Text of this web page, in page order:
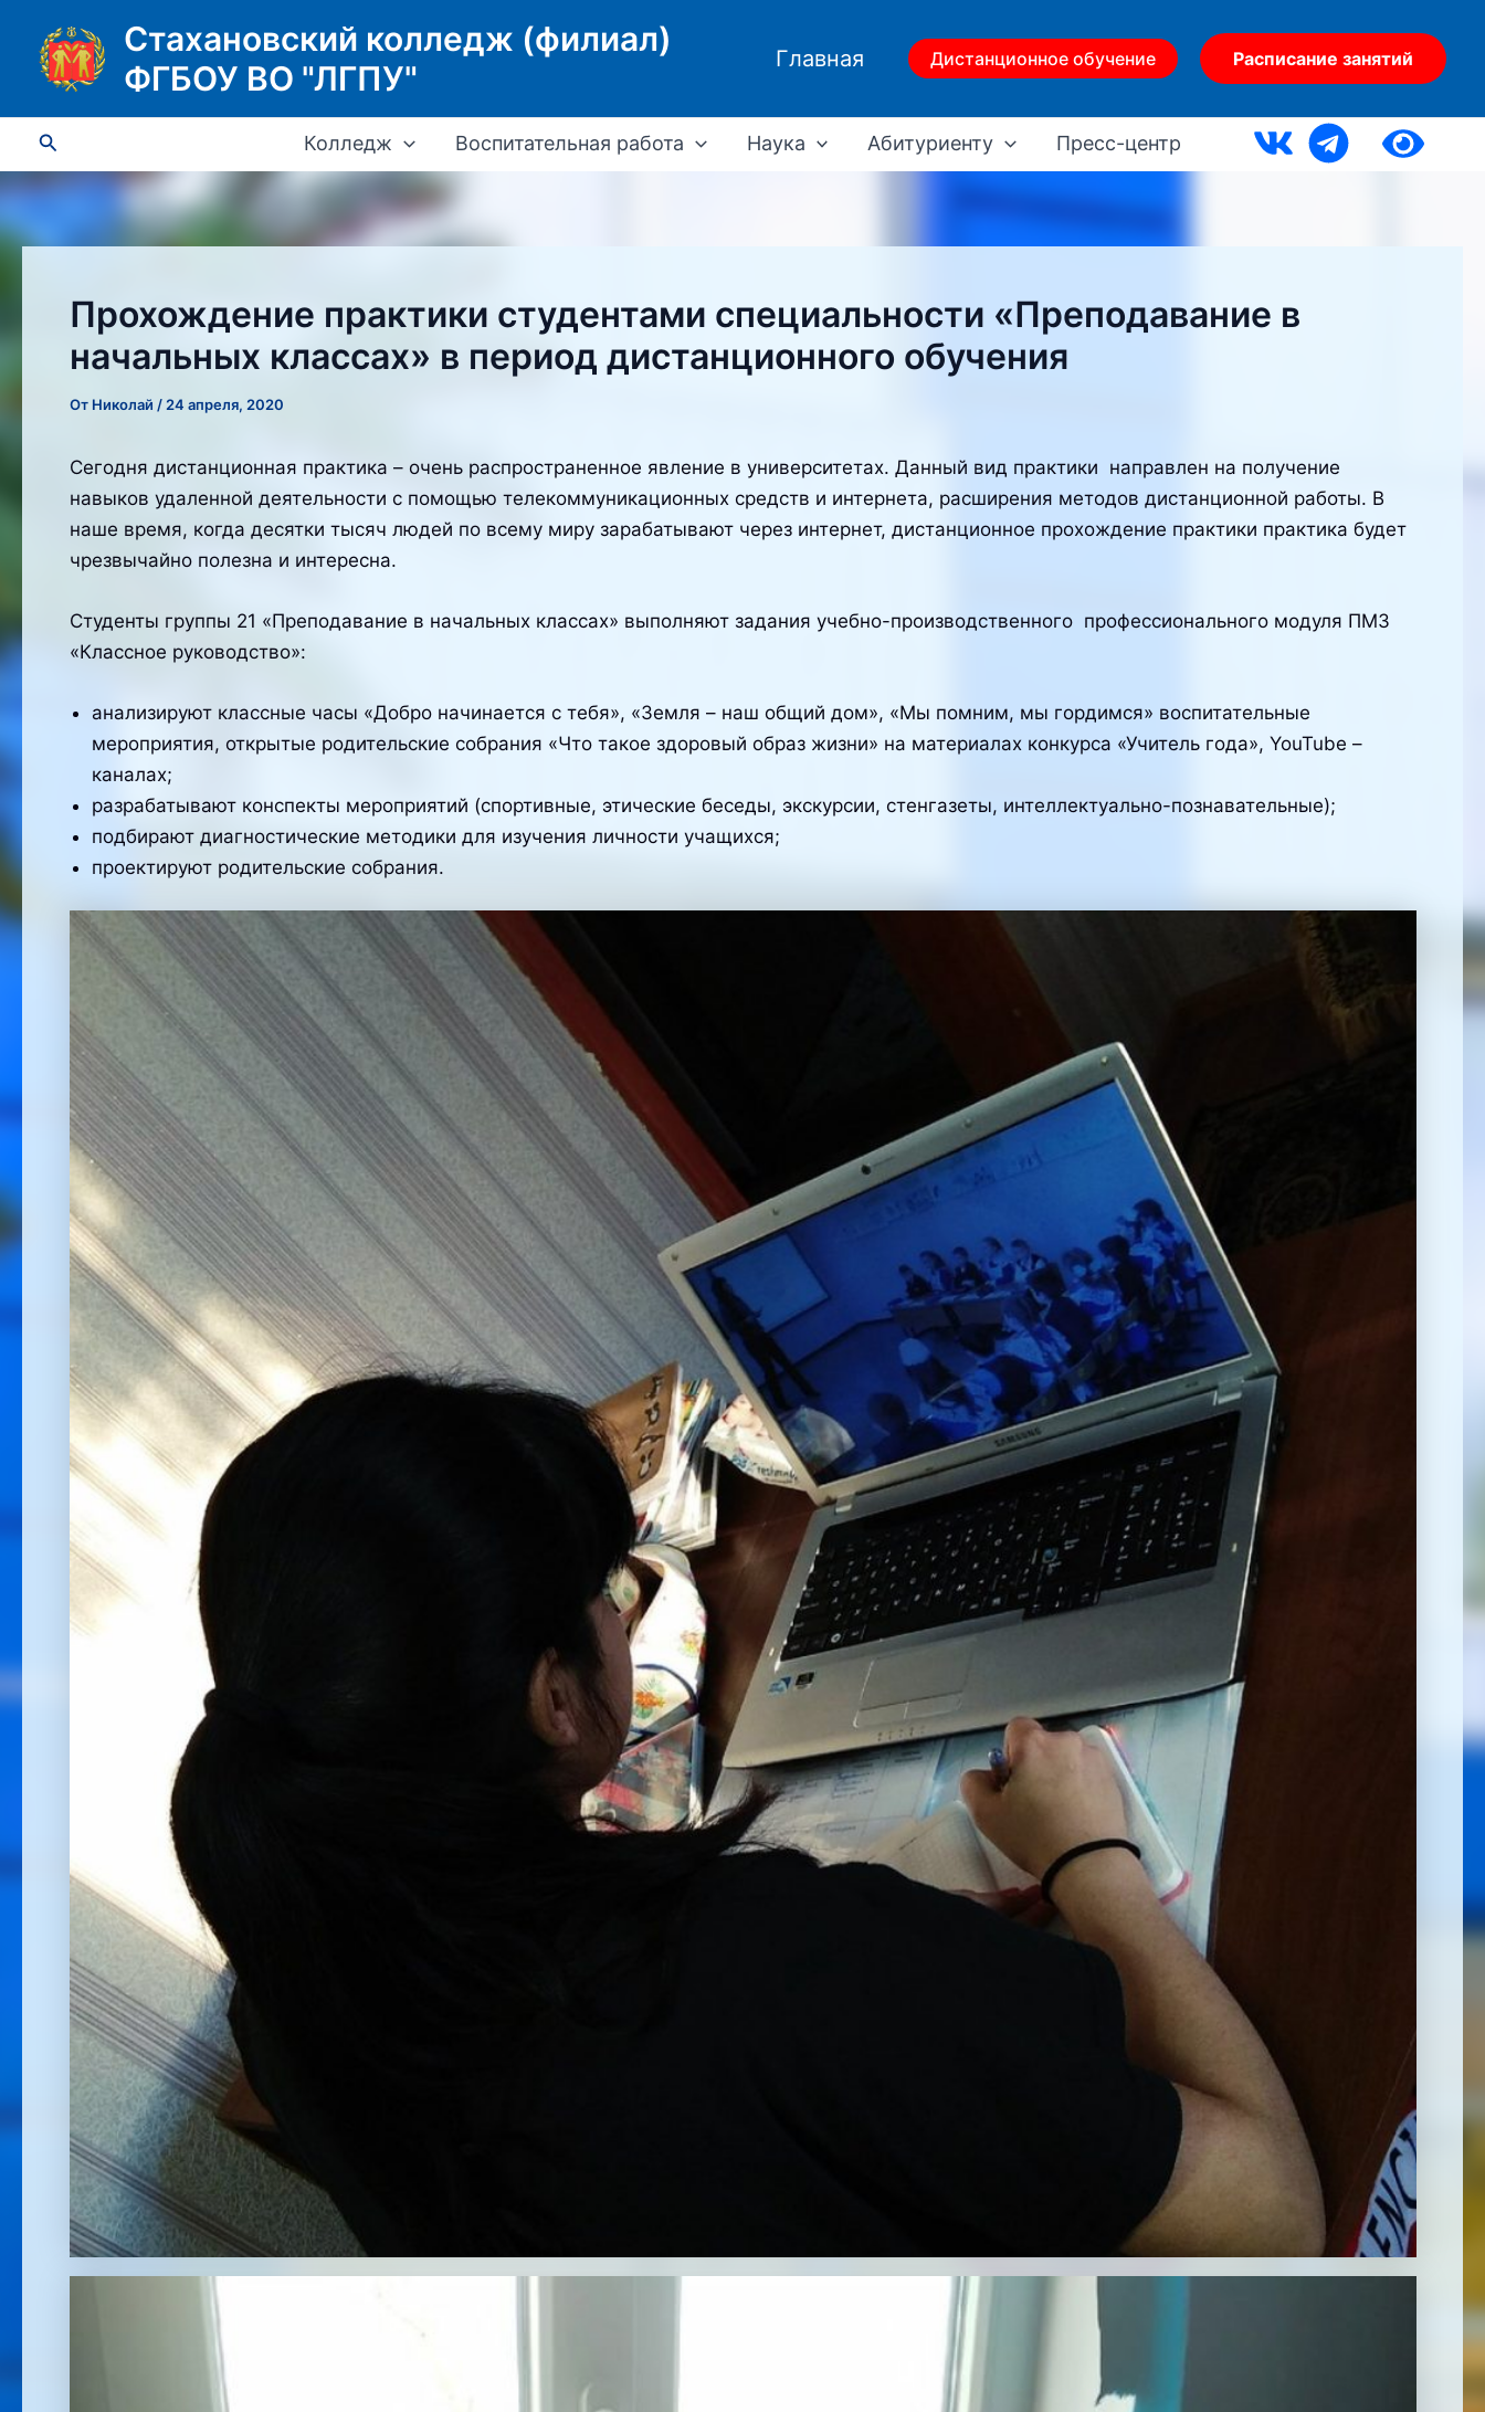
содержимому
Стахановский колледж (филиал)
ФГБОУ ВО "ЛГПУ"
Главная Дистанционное обучение Расписание занятий
Поиск Колледж Воспитательная работа Наука Абитуриенту Пресс-центр
Прохождение практики студентами специальности «Преподавание в
начальных классах» в период дистанционного обучения
От Николай / 24 апреля, 2020
Сегодня дистанционная практика – очень распространенное явление в университетах. Данный вид практики направлен на получение
навыков удаленной деятельности с помощью телекоммуникационных средств и интернета, расширения методов дистанционной работы. В
наше время, когда десятки тысяч людей по всему миру зарабатывают через интернет, дистанционное прохождение практики практика будет
чрезвычайно полезна и интересна.
Студенты группы 21 «Преподавание в начальных классах» выполняют задания учебно-производственного профессионального модуля ПМ3
«Классное руководство»:
анализируют классные часы «Добро начинается с тебя», «Земля – наш общий дом», «Мы помним, мы гордимся» воспитательные
мероприятия, открытые родительские собрания «Что такое здоровый образ жизни» на материалах конкурса «Учитель года», YouTube –
каналах;
разрабатывают конспекты мероприятий (спортивные, этические беседы, экскурсии, стенгазеты, интеллектуально-познавательные);
подбирают диагностические методики для изучения личности учащихся;
проектируют родительские собрания.